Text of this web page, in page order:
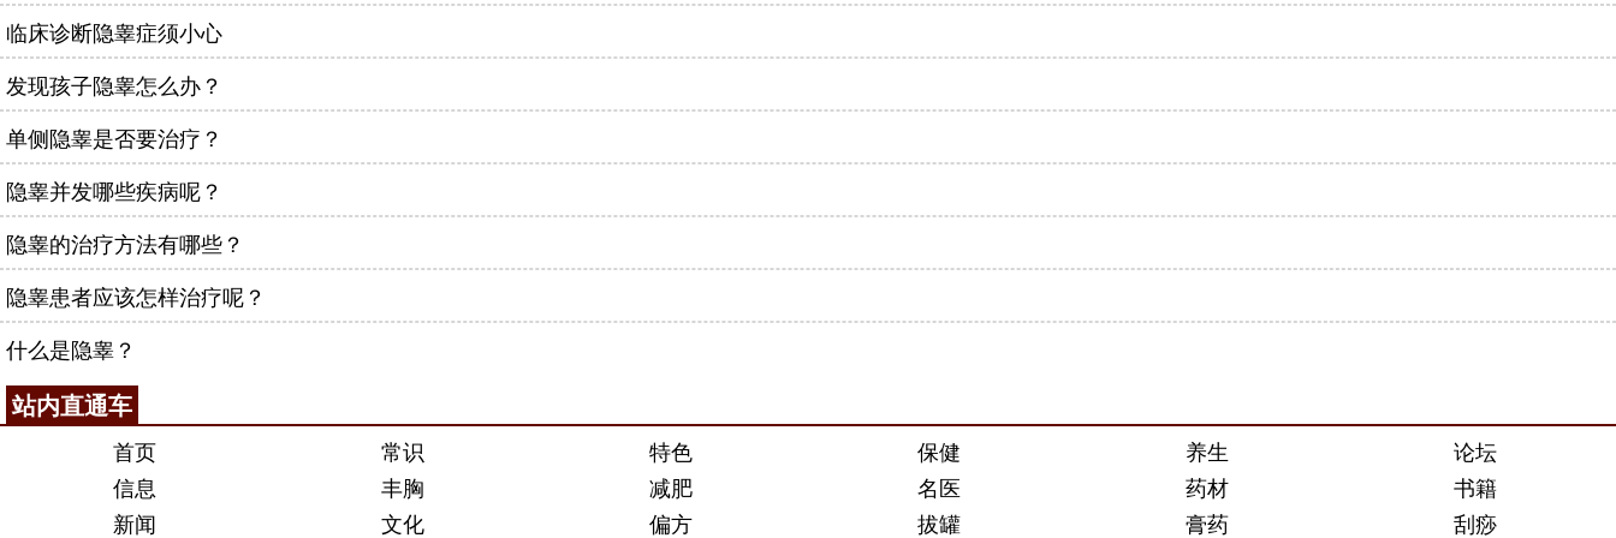
临床诊断隐睾症须小心
发现孩子隐睾怎么办？
单侧隐睾是否要治疗？
隐睾并发哪些疾病呢？
隐睾的治疗方法有哪些？
隐睾患者应该怎样治疗呢？
什么是隐睾？
站内直通车
首页 常识 特色 保健 养生
论坛
信息
丰胸 减肥 名医 药材
书籍
新闻
文化 偏方 拔罐 膏药 刮痧